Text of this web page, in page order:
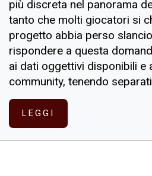
più discreta nel panorama
tanto che molti giocatori si
progetto abbia perso
rispondere a questa
ai dati oggettivi disponibili e
community, tenendo
LEGGI